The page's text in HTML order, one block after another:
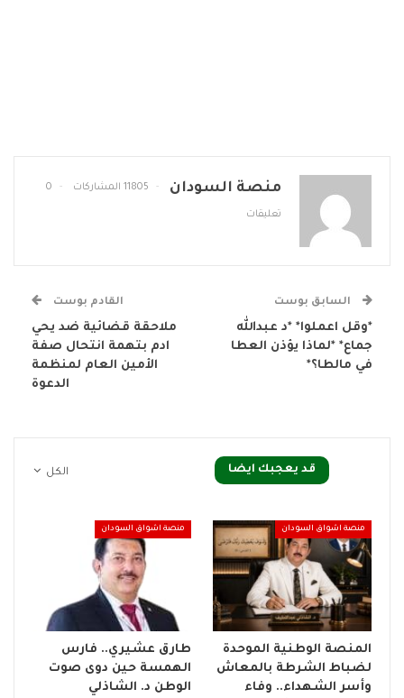
منصة السودان 11805 المشاركات 0
تعليقات
السابق بوست
*وقل اعملوا* *د عبدالله
جماع* *لماذا يؤذن العطا
في مالطا؟*
القادم بوست
ملاحقة قضائية ضد يحي
ادم بتهمة انتحال صفة
الأمين العام لمنظمة
الدعوة
الكل قد يعجبك ايضا
منصة اشواق السودان
المنصة الوطنية الموحدة
لضباط الشرطة بالمعاش
وأسر الشهداء.. وفاء
منصة اشواق السودان
طارق عشيري.. فارس
الهمسة حين دوى صوت
الوطن د. الشاذلي